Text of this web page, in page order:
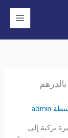
admin
2000 ليرة تركية إلى